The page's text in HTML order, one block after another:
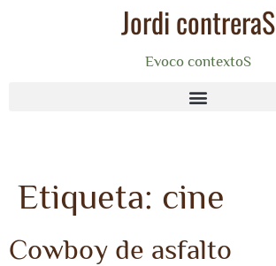
Jordi contreraS
Evoco contextoS
Etiqueta: cine
Cowboy de asfalto